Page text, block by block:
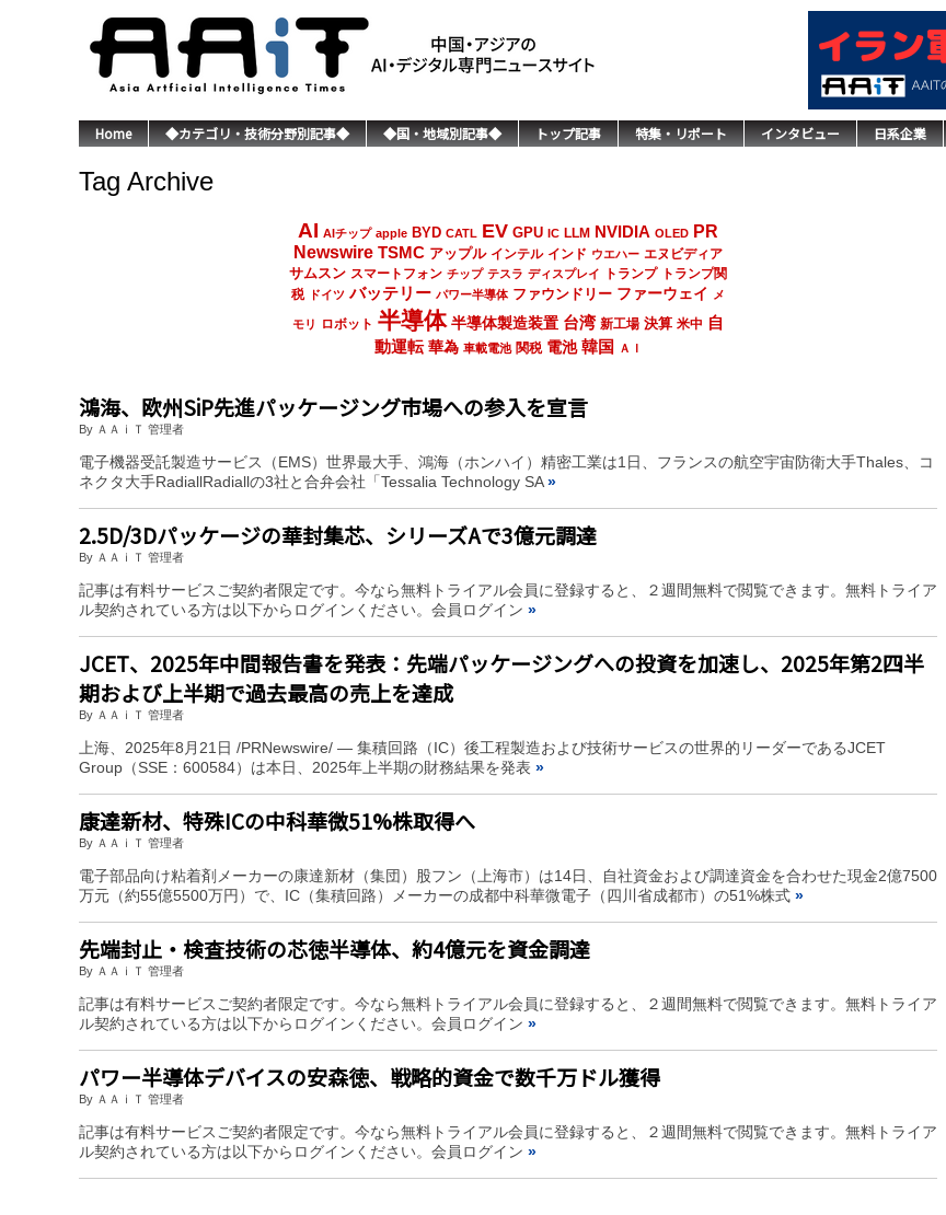
Home ◆カテゴリ・技術分野別記事◆ ◆国・地域別記事◆ トップ記事 特集・リポート インタビュー 日系企業
Tag Archive
AI AIチップ apple BYD CATL EV GPU IC LLM NVIDIA OLED PR
Newswire TSMC アップル インテル インド ウエハー エヌビディア
サムスン スマートフォン チップ テスラ ディスプレイ トランプ
トランプ関
税
ドイツ バッテリー パワー半導体 ファウンドリー ファーウェイ メ
モリ ロボット 半導体 半導体製造装置 台湾 新工場 決算 米中 自
動運転 華為 車載電池 関税 電池 韓国 ＡＩ
鴻海、欧州SiP先進パッケージング市場への参入を宣言
By ＡＡｉＴ 管理者
電子機器受託製造サービス（EMS）世界最大手、鴻海（ホンハイ）精密工業は1日、フランスの航空宇宙防衛大手Thales、コ
ネクタ大手RadiallRadiallの3社と合弁会社「Tessalia Technology SA»
2.5D/3Dパッケージの華封集芯、シリーズAで3億元調達
By ＡＡｉＴ 管理者
記事は有料サービスご契約者限定です。今なら無料トライアル会員に登録すると、２週間無料で閲覧できます。無料トライア
ル契約されている方は以下からログインください。会員ログイン »
JCET、2025年中間報告書を発表：先端パッケージングへの投資を加速し、2025年第2四半
期および上半期で過去最高の売上を達成
By ＡＡｉＴ 管理者
上海、2025年8月21日 /PRNewswire/ — 集積回路（IC）後工程製造および技術サービスの世界的リーダーであるJCET
Group（SSE：600584）は本日、2025年上半期の財務結果を発表 »
康達新材、特殊ICの中科華微51%株取得へ
By ＡＡｉＴ 管理者
電子部品向け粘着剤メーカーの康達新材（集団）股フン（上海市）は14日、自社資金および調達資金を合わせた現金2億7500
万元（約55億5500万円）で、IC（集積回路）メーカーの成都中科華微電子（四川省成都市）の51%株式 »
先端封止・検査技術の芯徳半導体、約4億元を資金調達
By ＡＡｉＴ 管理者
記事は有料サービスご契約者限定です。今なら無料トライアル会員に登録すると、２週間無料で閲覧できます。無料トライア
ル契約されている方は以下からログインください。会員ログイン »
パワー半導体デバイスの安森徳、戦略的資金で数千万ドル獲得
By ＡＡｉＴ 管理者
記事は有料サービスご契約者限定です。今なら無料トライアル会員に登録すると、２週間無料で閲覧できます。無料トライア
ル契約されている方は以下からログインください。会員ログイン »